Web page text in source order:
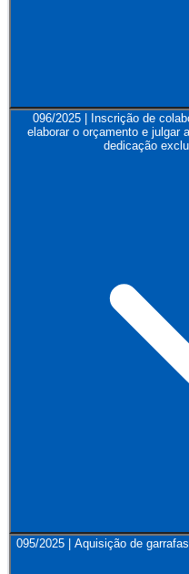
096/2025 | Inscrição de
elaborar o orçamento e julgar
dedicação
095/2025 | Aquisição de